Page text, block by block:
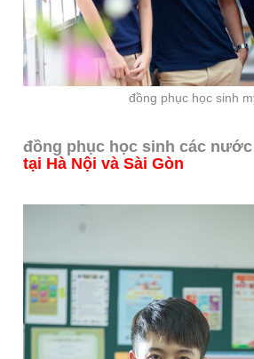
đồng phục học sinh
đồng phục học sinh các
tại Hà Nội và Sài Gòn